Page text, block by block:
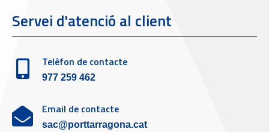
Servei d'atenció al client
Telèfon de contacte
977 259 462
Email de contacte
sac@porttarragona.cat